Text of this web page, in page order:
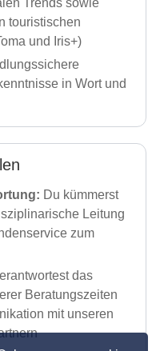
Trends sowie
touristischen
und Iris+)
in Wort und
Du kümmerst
Leitung
zum
das
Beratungszeiten
mit unseren